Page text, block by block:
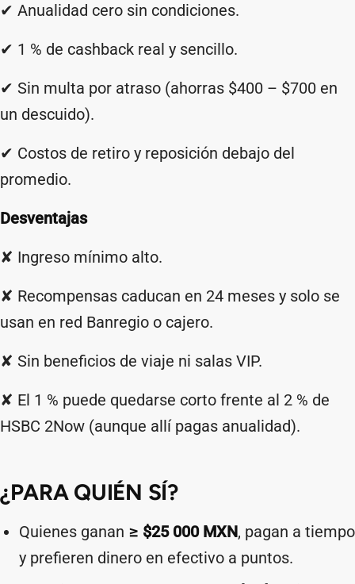
✔ Anualidad cero sin condiciones.
✔ 1 % de cashback real y sencillo.
✔ Sin multa por atraso (ahorras $400 – $700 en
un descuido).
✔ Costos de retiro y reposición debajo del
promedio.
Desventajas
✘ Ingreso mínimo alto.
✘ Recompensas caducan en 24 meses y solo se
usan en red Banregio o cajero.
✘ Sin beneficios de viaje ni salas VIP.
✘ El 1 % puede quedarse corto frente al 2 % de
HSBC 2Now (aunque allí pagas anualidad).
¿PARA QUIÉN SÍ?
Quienes ganan ≥ $25 000 MXN, pagan a tiempo
y prefieren dinero en efectivo a puntos.